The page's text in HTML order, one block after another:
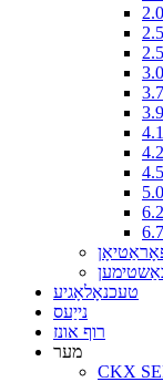
טעכנאָלאָגיע
נייַעס
רוף אונז
מער
CKX